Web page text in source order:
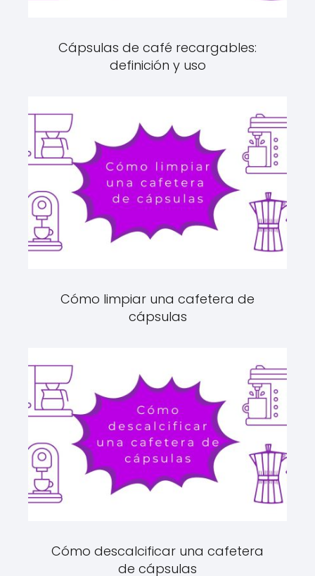
Cápsulas de café recargables:
definición y uso
Cómo limpiar una cafetera de
cápsulas
Cómo descalcificar una cafetera
de cápsulas